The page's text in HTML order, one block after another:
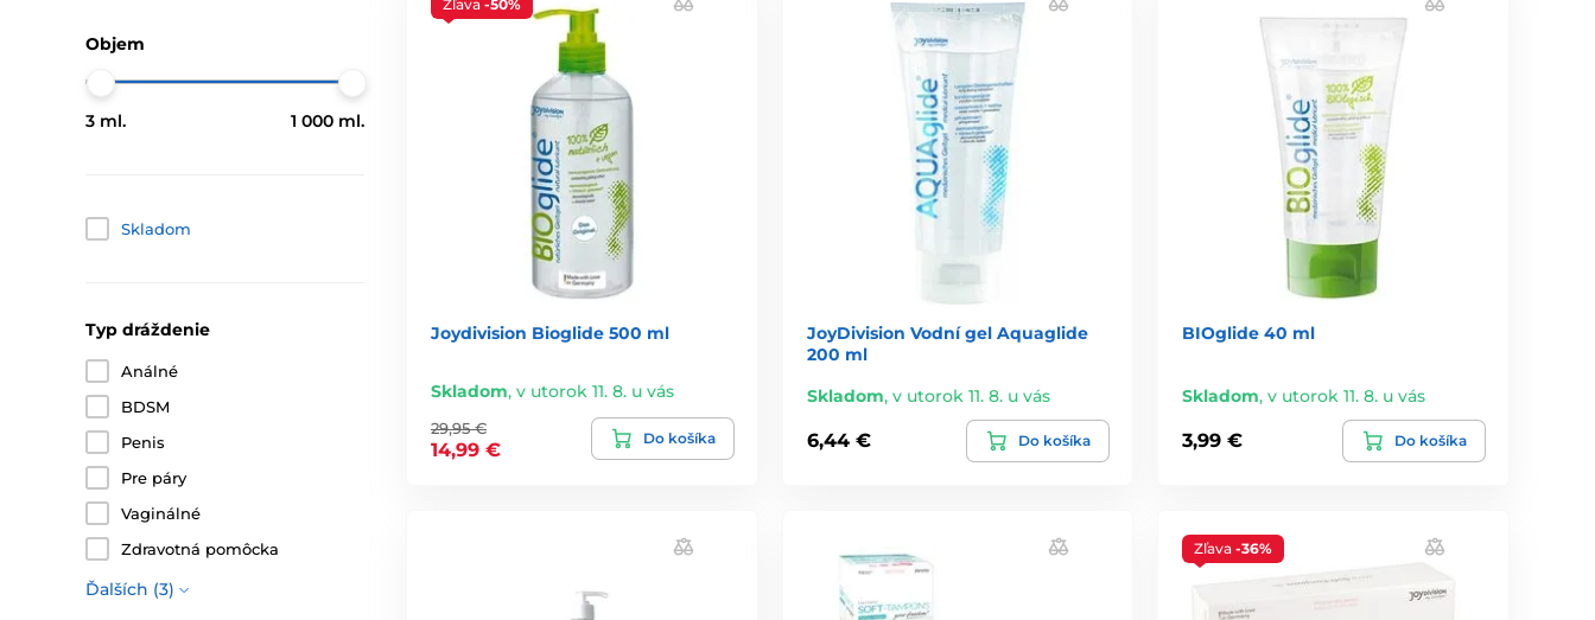
Objem
3 ml. 1 000 ml.
Skladom
Typ dráždenie
Análné
BDSM
Penis
Pre páry
Vaginálné
Zdravotná pomôcka
Ďalších (3)
Zľava -50%
Joydivision Bioglide 500 ml
Skladom, v utorok 11. 8. u vás
29,95 €
14,99 €
Do košíka
JoyDivision Vodní gel Aquaglide
200 ml
Skladom, v utorok 11. 8. u vás
6,44 € Do košíka
BIOglide 40 ml
Skladom,v utorok 11. 8. u vás
3,99 € Do košíka
Zľava-36%